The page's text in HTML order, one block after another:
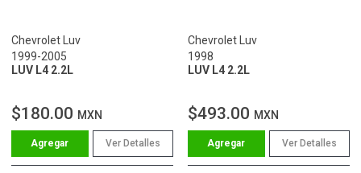
Chevrolet Luv
1999-2005
LUV L4 2.2L
$180.00 MXN
Ver Detalles
Chevrolet Luv
1998
LUV L4 2.2L
$493.00 MXN
Ver Detalles